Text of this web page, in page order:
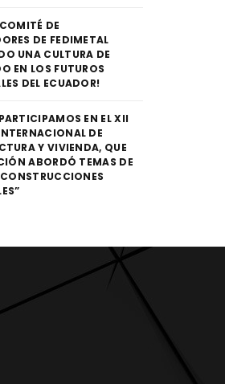
DE
DE FEDIMETAL
UNA CULTURA DE
EN LOS FUTUROS
DEL ECUADOR!
EN EL XII
DE
Y VIVIENDA, QUE
ABORDÓ TEMAS DE